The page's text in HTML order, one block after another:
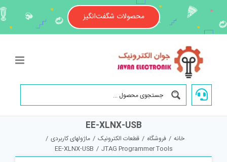
content
محصولات شگفت‌انگیز
EE-XLNX-USB
خانه / فروشگاه / قطعات الکترونیک / ماژولهای کاربردی /
JTAG Programmer Tools
/
EE-XLNX-USB